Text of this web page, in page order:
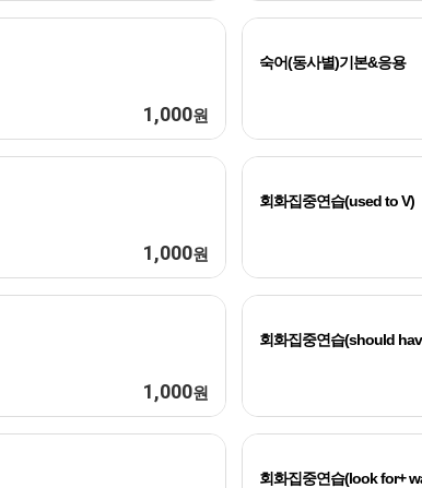
1,000원
숙어(동사별)기본&응용
1,000원
회화집중연습(used to V)
1,000원
회화집중연습(should
회화집중연습(look for+